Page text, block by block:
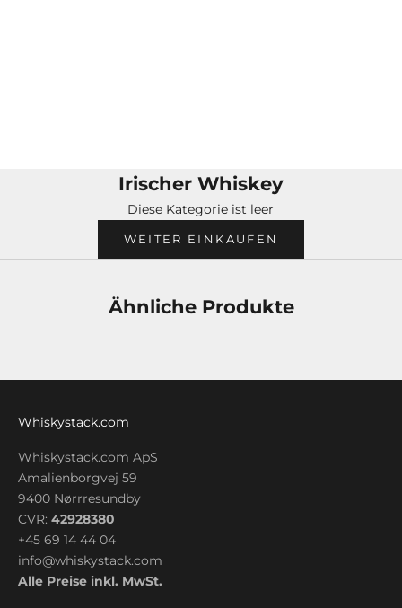
Irischer Whiskey
Diese Kategorie ist leer
WEITER EINKAUFEN
Ähnliche Produkte
Whiskystack.com
Whiskystack.com ApS
Amalienborgvej 59
9400 Nørrresundby
CVR: 42928380
+45 69 14 44 04
info@whiskystack.com
Alle Preise inkl. MwSt.